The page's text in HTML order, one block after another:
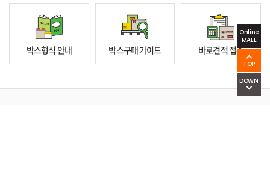
(주) 서울지공 하계휴가 기간 공지 입니다.
07.10
궁금증 관련 공지사항 입니다.
(주)서울지공 추석휴무 공지입니다.
08.30
박스형식 안내
박스구매 가이드 바로견적 접수
Online
MALL
TOP
DOWN